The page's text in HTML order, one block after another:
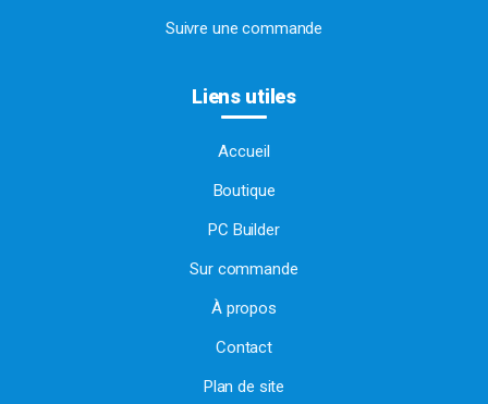
Suivre une commande
Liens utiles
Accueil
Boutique
PC Builder
Sur commande
À propos
Contact
Plan de site